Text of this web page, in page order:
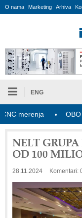
O nama Marketing Arhiva
ENG
OBO
NELT
OD 100
28.11.2024 Komentari: